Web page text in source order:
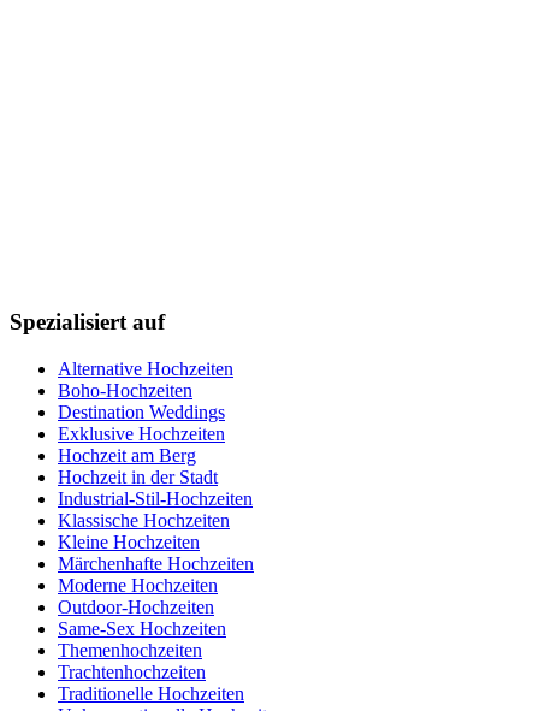
Spezialisiert auf
Alternative Hochzeiten
Boho-Hochzeiten
Destination Weddings
Exklusive Hochzeiten
Hochzeit am Berg
Hochzeit in der Stadt
Industrial-Stil-Hochzeiten
Klassische Hochzeiten
Kleine Hochzeiten
Märchenhafte Hochzeiten
Moderne Hochzeiten
Outdoor-Hochzeiten
Same-Sex Hochzeiten
Themenhochzeiten
Trachtenhochzeiten
Traditionelle Hochzeiten